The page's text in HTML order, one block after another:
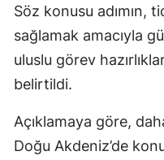
Söz konusu adımın,
sağlamak amacıyla
uluslu görev
belirtildi.
Açıklamaya göre,
Doğu Akdeniz’de